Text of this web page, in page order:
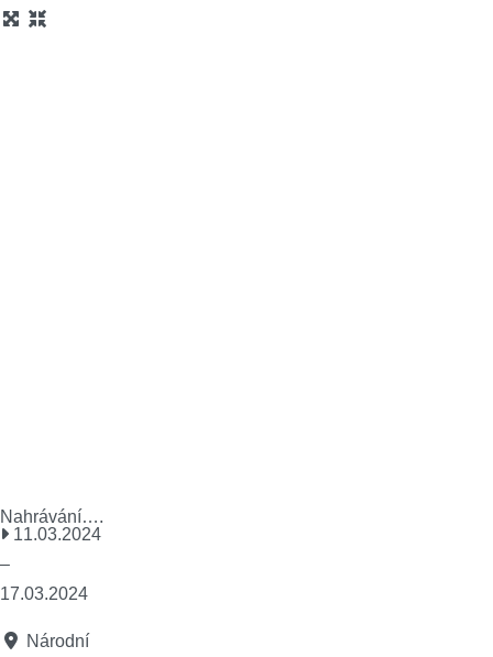
Nahrávání….
11.03.2024
–
17.03.2024
Národní